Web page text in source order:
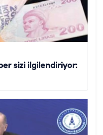
sizi ilgilendiriyor: